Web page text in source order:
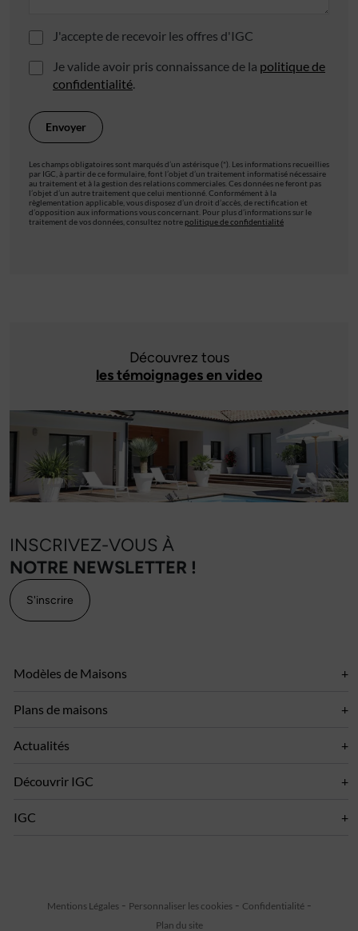
J'accepte de recevoir les offres d'IGC
Je valide avoir pris connaissance de la politique de
confidentialité
Les champs obligatoires sont marqués d’un astérisque (*). Les informations recueillies
par IGC, à partir de ce formulaire, font l’objet d’un traitement informatisé nécessaire
au traitement et à la gestion des relations commerciales. Ces données ne feront pas
l’objet d’un autre traitement que celui mentionné. Conformément à la
règlementation applicable, vous disposez d’un droit d’accès, de rectification et
d’opposition aux informations vous concernant. Pour plus d’informations sur le
traitement de vos données, consultez notre politique de confidentialité
Découvrez tous
les témoignages en video
INSCRIVEZ-VOUS À
NOTRE NEWSLETTER !
S'inscrire
Modèles de Maisons
Plans de maisons
Actualités
Découvrir IGC
IGC
Mentions Légales Personnaliser les cookies
Confidentialité
Plan du site